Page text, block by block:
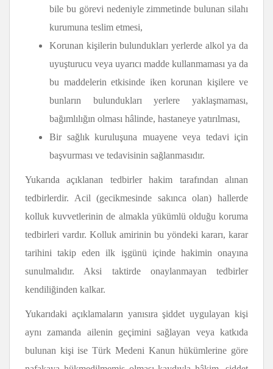
bile bu görevi nedeniyle zimmetinde bulunan silahı
kurumuna teslim etmesi,
Korunan kişilerin bulundukları yerlerde alkol ya da
uyuşturucu veya uyarıcı madde kullanmaması ya da
bu maddelerin etkisinde iken korunan kişilere ve
bunların bulundukları yerlere yaklaşmaması,
bağımlılığın olması hâlinde, hastaneye yatırılması,
Bir sağlık kuruluşuna muayene veya tedavi için
başvurması ve tedavisinin sağlanmasıdır.
Yukarıda açıklanan tedbirler hakim tarafından alınan
tedbirlerdir. Acil (gecikmesinde sakınca olan) hallerde
kolluk kuvvetlerinin de almakla yükümlü olduğu koruma
tedbirleri vardır. Kolluk amirinin bu yöndeki kararı, karar
tarihini takip eden ilk işgünü içinde hakimin onayına
sunulmalıdır. Aksi taktirde onaylanmayan tedbirler
kendiliğinden kalkar.
Yukarıdaki açıklamaların yanısıra şiddet uygulayan kişi
aynı zamanda ailenin geçimini sağlayan veya katkıda
bulunan kişi ise Türk Medeni Kanun hükümlerine göre